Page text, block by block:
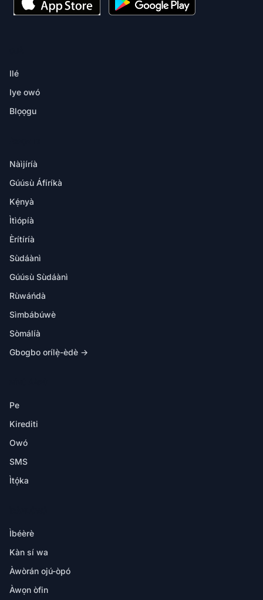
Ilé
Iye owó
Blọọgu
Nàìjíríà
Gúúsù Áfíríkà
Kẹ́nyà
Ìtìópíà
Èrítíríà
Sùdáànì
Gúúsù Sùdáànì
Rùwáńdà
Sìmbábúwè
Sòmálíà
Gbogbo orílẹ̀-èdè →
Pe
Kirediti
Owó
SMS
Ìtọ́ka
Ìbéèrè
Kàn sí wa
Àwòrán ojú-òpó
Àwọn òfin